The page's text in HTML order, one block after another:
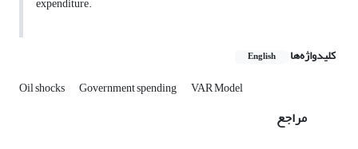
کلیدواژه‌ها English
Oil shocks Government spending VAR Model
مراجع